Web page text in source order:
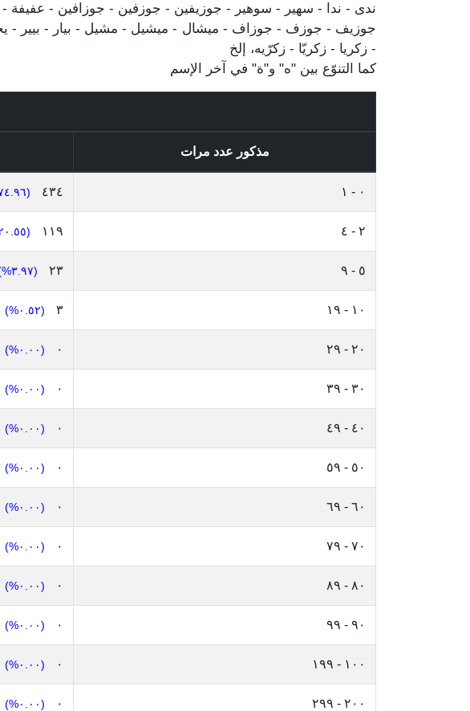
ندى - ندا - سهير - سوهير - جوزيفين - جوزفين - جوزافين - عفيفة -
جوزيف - جوزف - جوزاف - ميشال - ميشيل - مشيل - بيار - بيير -
- زكريا - زكريّا - زكرّيه، إلخ
كما التنوّع بين "ه" و"ة" في آخر الإسم
مذكور عدد مرات
٠ - ١ ٤٣٤ (٧٤.٩٦%)
٢ - ٤ ١١٩ (٢٠.٥٥%)
٥ - ٩ ٢٣ (٣.٩٧%)
١٠ - ١٩ ٣ (٠.٥٢%)
٢٠ - ٢٩ ٠ (٠.٠٠%)
٣٠ - ٣٩ ٠ (٠.٠٠%)
٤٠ - ٤٩ ٠ (٠.٠٠%)
٥٠ - ٥٩ ٠ (٠.٠٠%)
٦٠ - ٦٩ ٠ (٠.٠٠%)
٧٠ - ٧٩ ٠ (٠.٠٠%)
٨٠ - ٨٩ ٠ (٠.٠٠%)
٩٠ - ٩٩ ٠ (٠.٠٠%)
١٠٠ - ١٩٩ ٠ (٠.٠٠%)
٢٠٠ - ٢٩٩ ٠ (٠.٠٠%)